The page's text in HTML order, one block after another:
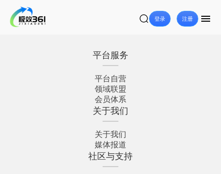
登录 注册
平台服务
平台自营
领域联盟
会员体系
关于我们
关于我们
媒体报道
社区与支持